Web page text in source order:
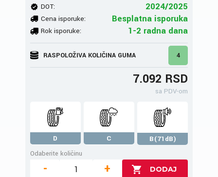
DOT: 2024/2025
Cena isporuke: Besplatna isporuka
Rok isporuke: 1-2 radna dana
RASPOLOŽIVA KOLIČINA GUMA 4
7.092 RSD
sa PDV-om
D C
B(71dB)
Odaberite količinu
- +